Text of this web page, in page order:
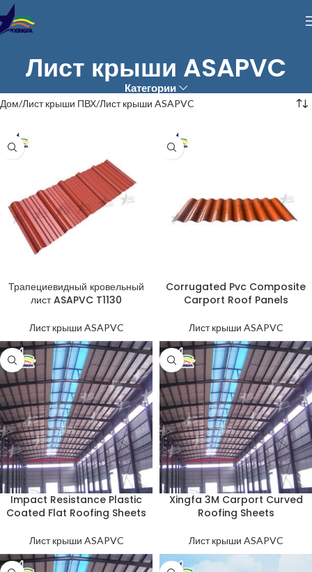
Лист крыши ASAPVC
Категории
Дом Лист крыши ПВХ Лист крыши ASAPVC
Трапециевидный кровельный
лист ASAPVC T1130
Лист крыши ASAPVC
Corrugated Pvc Composite
Carport Roof Panels
Лист крыши ASAPVC
Impact Resistance Plastic
Coated Flat Roofing Sheets
Лист крыши ASAPVC
Xingfa 3M Carport Curved
Roofing Sheets
Лист крыши ASAPVC